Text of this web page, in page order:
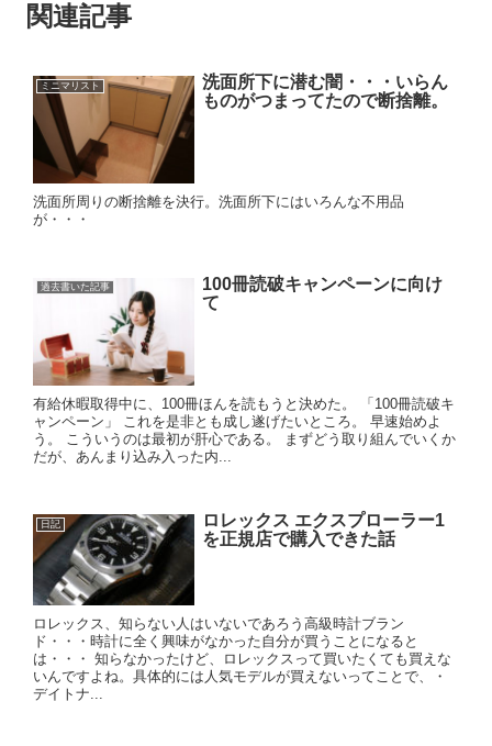
関連記事
ミニマリスト
洗面所下に潜む闇・・・いらん
ものがつまってたので断捨離。
洗面所周りの断捨離を決行。洗面所下にはいろんな不用品
が・・・
過去書いた記事
100冊読破キャンペーンに向け
て
有給休暇取得中に、100冊ほんを読もうと決めた。 「100冊読破キ
ャンペーン」 これを是非とも成し遂げたいところ。 早速始めよ
う。 こういうのは最初が肝心である。 まずどう取り組んでいくか
だが、あんまり込み入った内...
日記
ロレックス エクスプローラー1
を正規店で購入できた話
ロレックス、知らない人はいないであろう高級時計ブラン
ド・・・時計に全く興味がなかった自分が買うことになると
は・・・ 知らなかったけど、ロレックスって買いたくても買えな
いんですよね。具体的には人気モデルが買えないってことで、・
デイトナ...